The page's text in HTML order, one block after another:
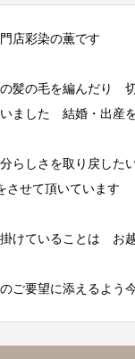
店彩染の薫です
髪の毛を編んだり
ました 結婚・出産
らしさを取り戻し
させて頂いています
けていることは お
ご要望に添えるよう